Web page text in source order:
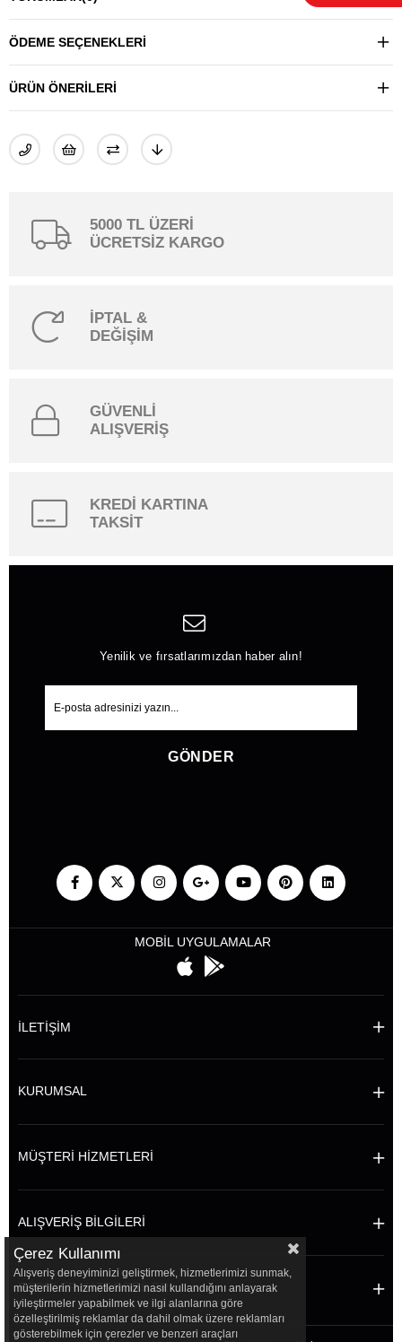
ÖDEME SEÇENEKLERI
ÜRÜN ÖNERILERI
5000 TL ÜZERİ
ÜCRETSİZ KARGO
İPTAL &
DEĞİŞİM
GÜVENLİ
ALIŞVERİŞ
KREDİ KARTINA
TAKSİT
Yenilik ve fırsatlarımızdan haber alın!
GÖNDER
MOBİL UYGULAMALAR
İLETİŞİM
KURUMSAL
MÜŞTERİ HİZMETLERİ
ALIŞVERİŞ BİLGİLERİ
POPÜLER KATEGORİLER
Çerez Kullanımı
Alışveriş deneyiminizi geliştirmek, hizmetlerimizi sunmak,
müşterilerin hizmetlerimizi nasıl kullandığını anlayarak
iyileştirmeler yapabilmek ve ilgi alanlarına göre
özelleştirilmiş reklamlar da dahil olmak üzere reklamları
gösterebilmek için çerezler ve benzeri araçları